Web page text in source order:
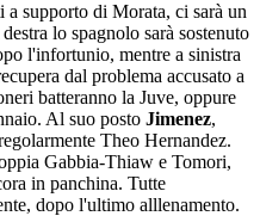
supporto di Morata, ci sarà un
lo spagnolo sarà sostenuto
l'infortunio, mentre a sinistra
dal problema accusato a
batteranno la Juve, oppure
Al suo posto Jimenez,
Theo Hernandez.
Gabbia-Thiaw e Tomori,
in panchina. Tutte
dopo l'ultimo alllenamento.